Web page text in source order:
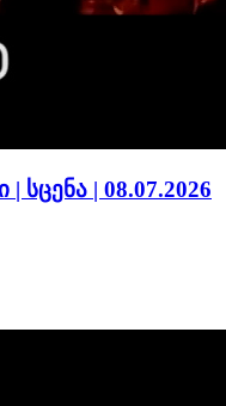
| 08.07.2026